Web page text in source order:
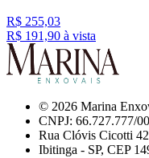
R$ 255,03
R$ 191,90 à vista
© 2026 Marina
CNPJ: 66.727.777/
Rua Clóvis Cicotti
Ibitinga - SP, CEP